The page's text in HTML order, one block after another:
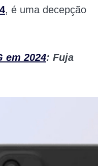
, é uma decepção
em 2024: Fuja